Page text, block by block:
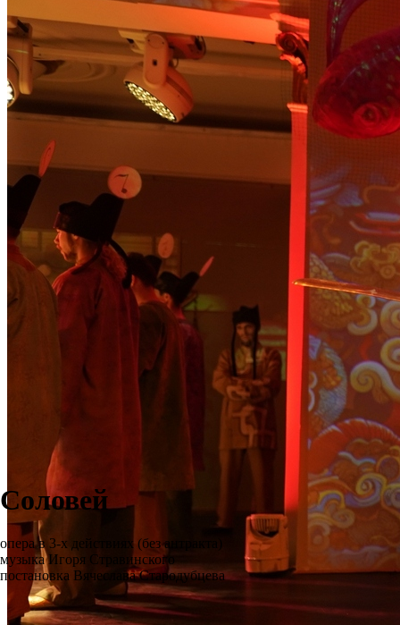
Соловей
опера в 3-х действиях (без антракта)
музыка Игоря Стравинского
постановка Вячеслава Стародубцева